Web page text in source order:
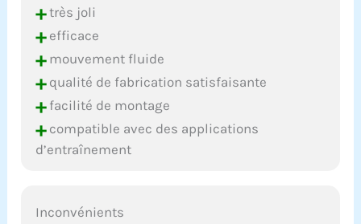
+très joli
+efficace
+mouvement fluide
+qualité de fabrication satisfaisante
+facilité de montage
+compatible avec des applications
d’entraînement
Inconvénients